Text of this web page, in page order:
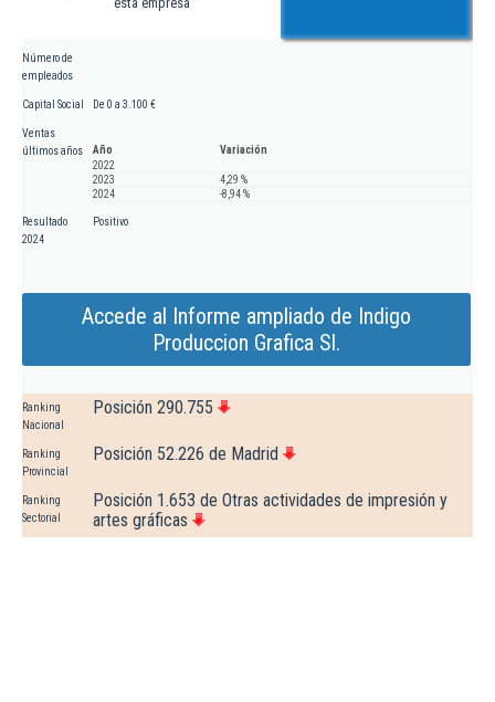
Número de
empleados
Capital Social De 0 a 3.100 €
Ventas
últimos años
Año
Variación
2022
2023
4,29 %
2024
-8,94 %
Resultado
2024
Positivo
Accede al Informe ampliado de Indigo
Produccion Grafica Sl.
Ranking
Nacional
Posición 290.755
Ranking
Provincial
Posición 52.226 de Madrid
Ranking
Sectorial
Posición 1.653 de Otras actividades de impresión y
artes gráficas